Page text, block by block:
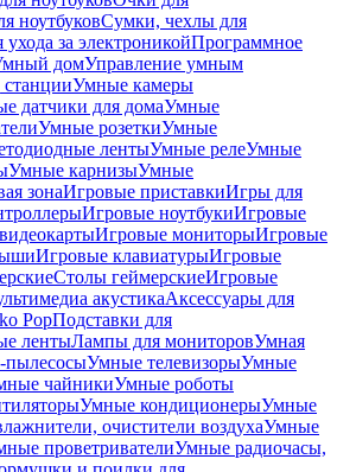
ноутбуковСумки, чехлы для
ухода за электроникойПрограммное
домУправление умным
Умные камеры
датчики для домаУмные
Умные розеткиУмные
лентыУмные релеУмные
Умные карнизыУмные
зонаИгровые приставкиИгры для
Игровые ноутбукиИгровые
Игровые мониторыИгровые
Игровые клавиатурыИгровые
Столы геймерскиеИгровые
акустикаАксессуары для
PopПодставки для
лентыЛампы для мониторовУмная
Умные телевизорыУмные
чайникиУмные роботы
Умные кондиционерыУмные
очистители воздухаУмные
проветривателиУмные радиочасы,